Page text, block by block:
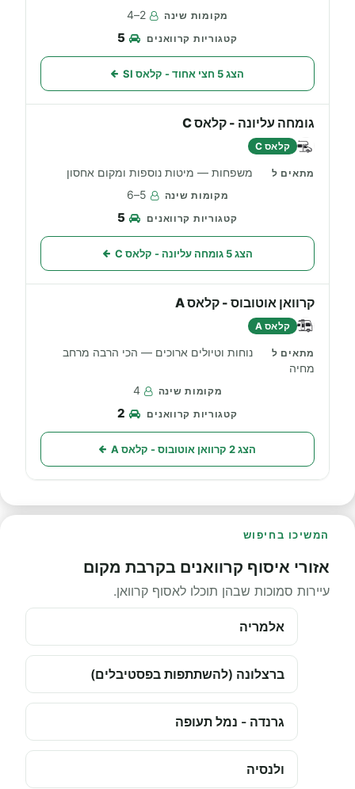
2–4
5
הצג 5 חצי אחוד - קלאס SI
גומחה עליונה - קלאס C
קלאס C
משפחות — מיטות נוספות ומקום אחסון
5–6
5
הצג 5 גומחה עליונה - קלאס C
קרוואן אוטובוס - קלאס A
קלאס A
נוחות וטיולים ארוכים — הכי הרבה מרחב
מחיה
4
2
הצג 2 קרוואן אוטובוס - קלאס A
המשיכו בחיפוש
אזורי איסוף קרוואנים בקרבת מקום
עיירות סמוכות שבהן תוכלו לאסוף קרוואן.
אלמריה
ברצלונה (להשתתפות בפסטיבלים)
גרנדה - נמל תעופה
ולנסיה